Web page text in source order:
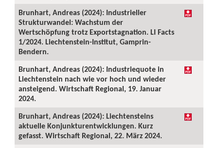
Brunhart, Andreas (2024): Industrieller
Strukturwandel: Wachstum der
Wertschöpfung trotz Exportstagnation. LI Facts
1/2024. Liechtenstein-Institut, Gamprin-
Bendern.
Brunhart, Andreas (2024): Industriequote in
Liechtenstein nach wie vor hoch und wieder
ansteigend. Wirtschaft Regional, 19. Januar
2024.
Brunhart, Andreas (2024): Liechtensteins
aktuelle Konjunkturentwicklungen. Kurz
gefasst. Wirtschaft Regional, 22. März 2024.